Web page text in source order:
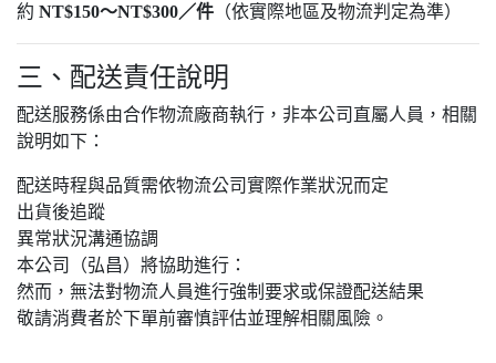
約 NT$150～NT$300／件 （依實際地區及物流判定為準）
三、配送責任說明
配送服務係由合作物流廠商執行，非本公司直屬人員，相關
說明如下：
配送時程與品質需依物流公司實際作業狀況而定
出貨後追蹤
異常狀況溝通協調
本公司（弘昌）將協助進行：
然而，無法對物流人員進行強制要求或保證配送結果
敬請消費者於下單前審慎評估並理解相關風險。